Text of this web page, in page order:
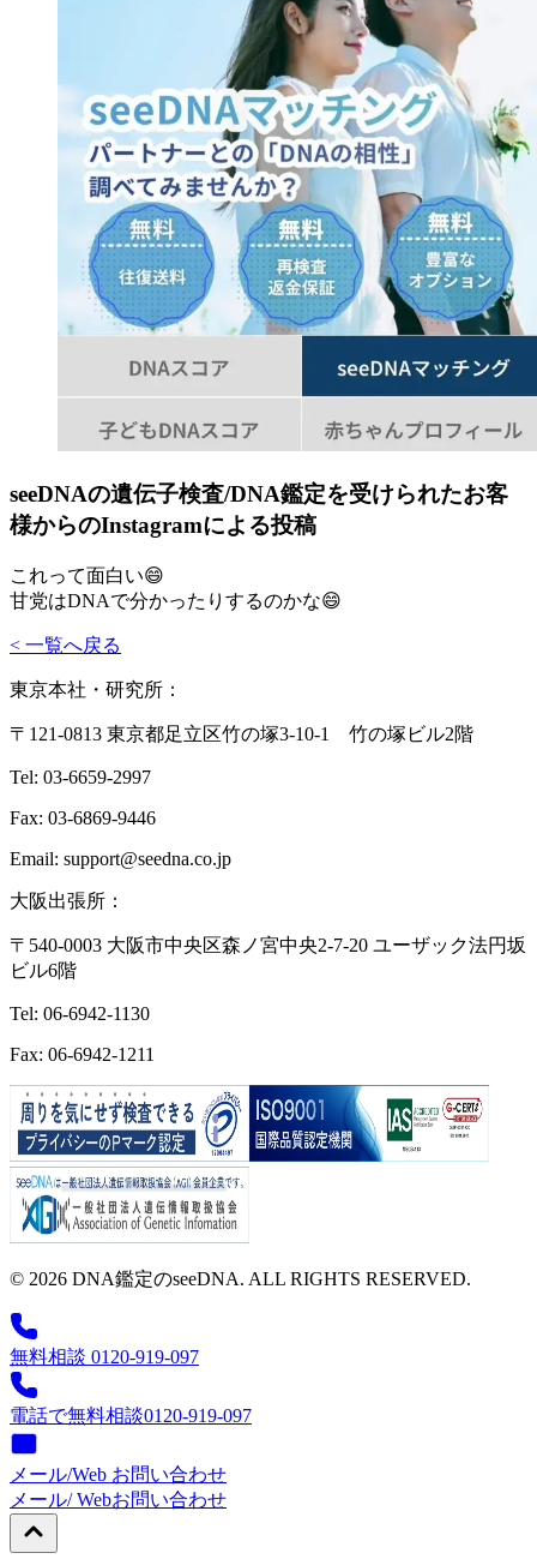
seeDNAの遺伝子検査/DNA鑑定を受けられたお客
様からのInstagramによる投稿
これって面白い😄
甘党はDNAで分かったりするのかな😄
< 一覧へ戻る
東京本社・研究所：
〒121-0813 東京都足立区竹の塚3-10-1 竹の塚ビル2階
Tel: 03-6659-2997
Fax: 03-6869-9446
Email: support@seedna.co.jp
大阪出張所：
〒540-0003 大阪市中央区森ノ宮中央2-7-20 ユーザック法円坂
ビル6階
Tel: 06-6942-1130
Fax: 06-6942-1211
© 2026 DNA鑑定のseeDNA. ALL RIGHTS RESERVED.
無料相談 0120-919-097
電話で無料相談0120-919-097
メール/Web お問い合わせ
メール/ Webお問い合わせ